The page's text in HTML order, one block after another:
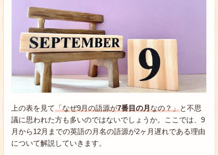
上の表を見て「なぜ9月の語源が7番目の月なの？」と不思
議に思われた方も多いのではないでしょうか。ここでは、9
月から12月までの英語の月名の語源が2ヶ月遅れである理由
について解説していきます。